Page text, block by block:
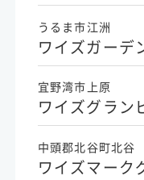
うるま市江洲
ワイズガーデ
宜野湾市上原
ワイズグラン
中頭郡北谷町北谷
ワイズマーク